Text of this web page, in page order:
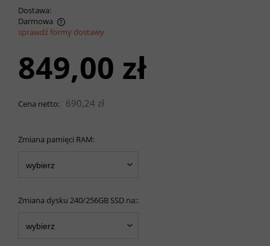
Dostawa:
Darmowa
sprawdź formy dostawy
849,00 zł
Cena netto: 690,24 zł
Zmiana pamięci RAM:
Zmiana dysku 240/256GB SSD na::